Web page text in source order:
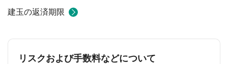
建玉の返済期限
リスクおよび手数料などについて